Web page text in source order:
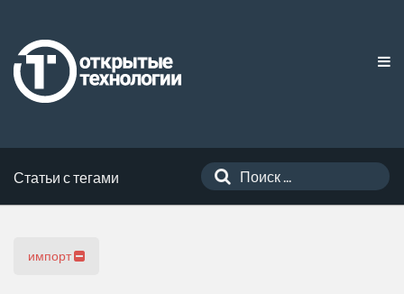
Статьи с тегами
импорт